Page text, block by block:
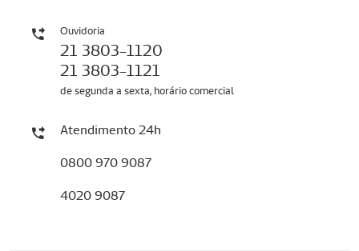
Ouvidoria
21 3803-1120
21 3803-1121
de segunda a sexta, horário comercial
Atendimento 24h
0800 970 9087
4020 9087